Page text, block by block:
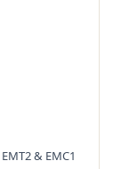
& EMC1